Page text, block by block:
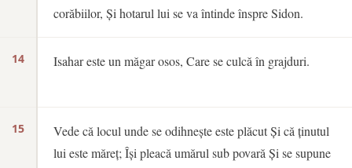
14
15
corăbiilor, Și hotarul lui se va întinde înspre Sidon.
Isahar este un măgar osos, Care se culcă în grajduri.
Vede că locul unde se odihnește este plăcut Și că ținutul
lui este măreț; Își pleacă umărul sub povară Și se supune